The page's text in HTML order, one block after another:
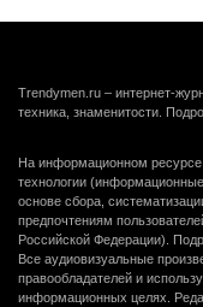
Trendymen.ru – интернет-
техника, знаменитости.
На информационном
технологии
основе сбора,
предпочтениям
Российской Федерации).
Все аудиовизуальные
правообладателей и
информационных целях.